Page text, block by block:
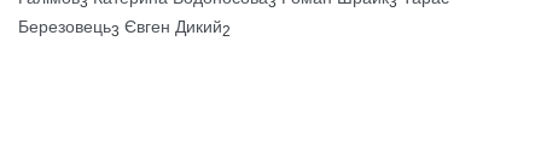
Березовець3 Євген Дикий2